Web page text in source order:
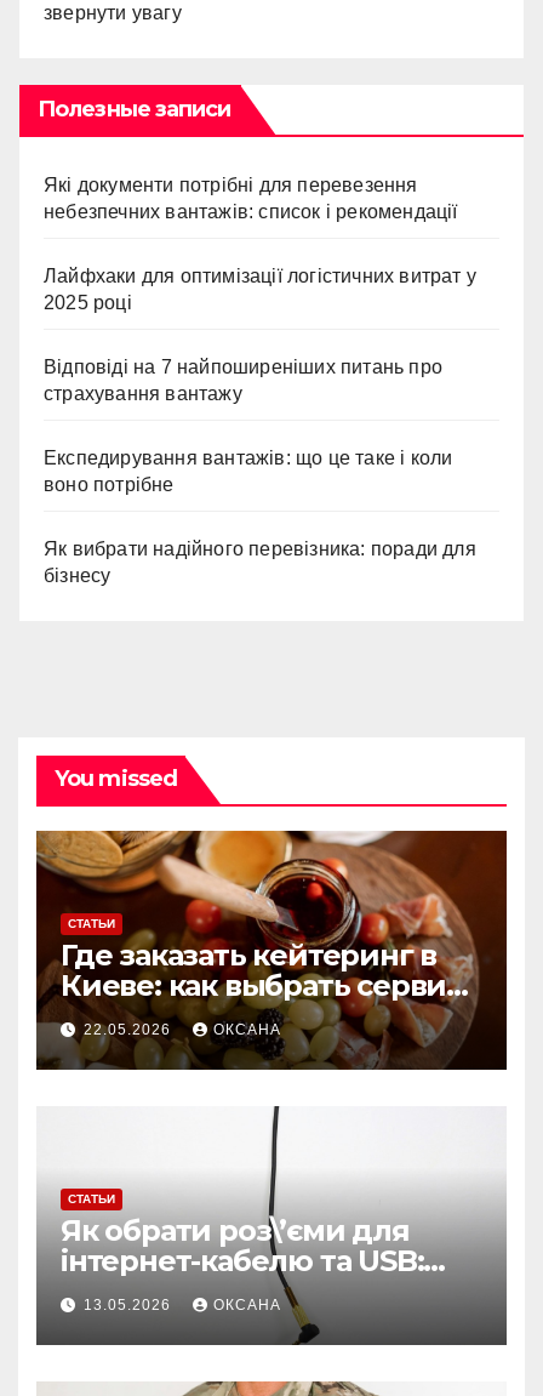
звернути увагу
Полезные записи
Які документи потрібні для перевезення
небезпечних вантажів: список і рекомендації
Лайфхаки для оптимізації логістичних витрат у
2025 році
Відповіді на 7 найпоширеніших питань про
страхування вантажу
Експедирування вантажів: що це таке і коли
воно потрібне
Як вибрати надійного перевізника: поради для
бізнесу
You missed
СТАТЬИ
Где заказать кейтеринг в
Киеве: как выбрать сервис
для мероприятий любого
формата
22.05.2026 ОКСАНА
СТАТЬИ
Як обрати роз\’єми для
інтернет-кабелю та USB:
поради для стабільного
з\’єднання
13.05.2026 ОКСАНА